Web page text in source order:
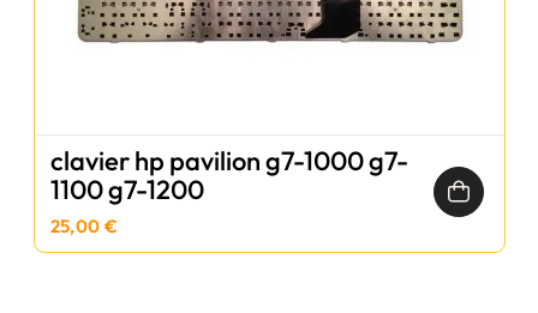
clavier hp pavilion g7-1000 g7-
1100 g7-1200
25,00 €